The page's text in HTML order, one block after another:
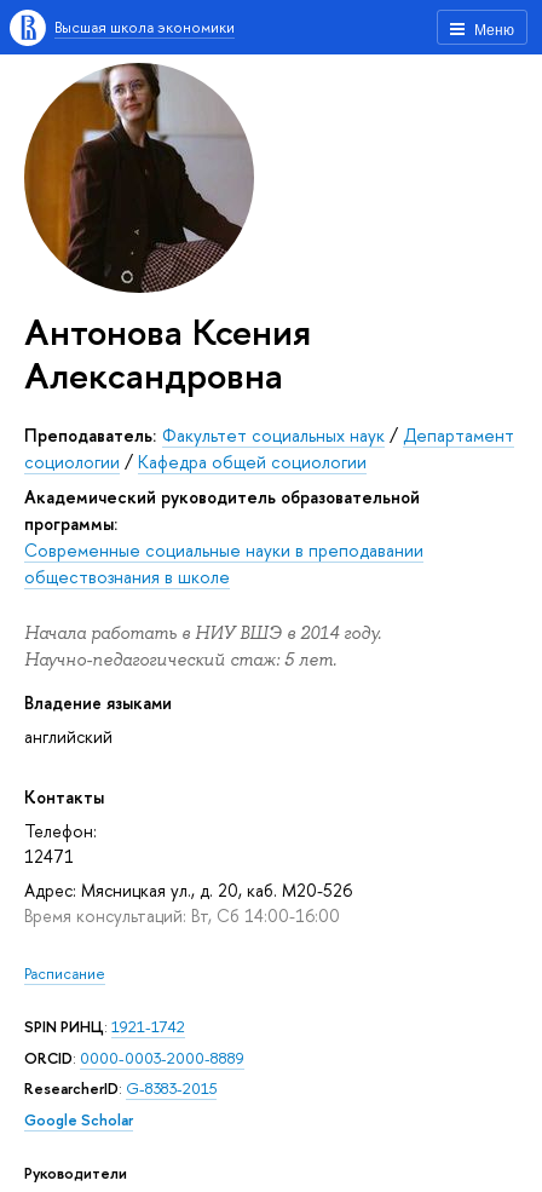
Меню
Высшая школа экономики
Антонова Ксения
Александровна
Преподаватель: Факультет социальных наук / Департамент
социологии / Кафедра общей социологии
Академический руководитель образовательной
программы:
Современные социальные науки в преподавании
обществознания в школе
Начала работать в НИУ ВШЭ в 2014 году.
Научно-педагогический стаж: 5 лет.
Владение языками
английский
Контакты
Телефон:
12471
Адрес: Мясницкая ул., д. 20, каб. М20-526
Время консультаций: Вт, Сб 14:00-16:00
Расписание
SPIN РИНЦ: 1921-1742
ORCID: 0000-0003-2000-8889
ResearcherID: G-8383-2015
Google Scholar
Руководители